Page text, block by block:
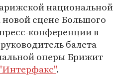
национальной
сцене Большого
конференции в
балета
оперы Брижит
.